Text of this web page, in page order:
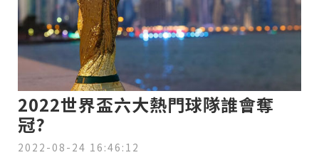
2022世界盃六大熱門球隊誰會奪
冠?
2022-08-24 16:46:12